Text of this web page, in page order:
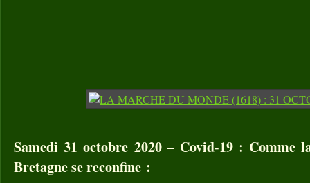
Samedi 31 octobre 2020 – Covid-19 : Comme
Bretagne se reconfine :